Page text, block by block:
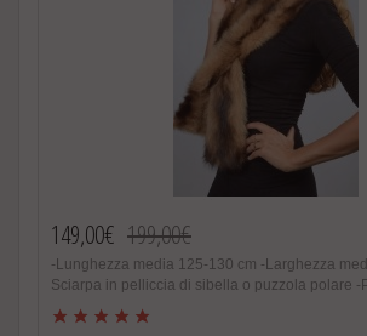
149,00€ 199,00€
-Lunghezza media 125-130 cm -Larghezza
Sciarpa in pelliccia di sibella o puzzola polare -
Estremamente calda e alla moda -Foderata lato